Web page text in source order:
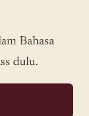
Bahasa
dulu.